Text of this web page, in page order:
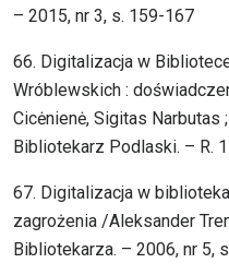
– 2015, nr 3, s. 159-167
66. Digitalizacja w
Wróblewskich :
Cicėnienė, Sigitas Narbutas
Bibliotekarz Podlaski. – R.
67. Digitalizacja w
zagrożenia /Aleksander
Bibliotekarza. – 2006, nr 5,